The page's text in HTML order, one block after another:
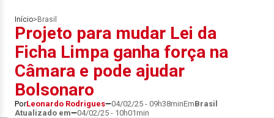
Início> Brasil
Projeto para mudar Lei da
Ficha Limpa ganha força na
Câmara e pode ajudar
Bolsonaro
PorLeonardo Rodrigues 04/02/25 - 09h38minEmBrasil
Atualizado em
04/02/25 - 10h01min